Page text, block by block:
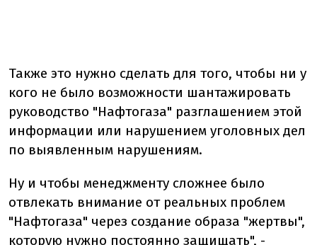
Также это нужно сделать для того, чтобы ни у
кого не было возможности шантажировать
руководство "Нафтогаза" разглашением этой
информации или нарушением уголовных дел
по выявленным нарушениям.
Ну и чтобы менеджменту сложнее было
отвлекать внимание от реальных проблем
"Нафтогаза" через создание образа "жертвы",
которую нужно постоянно защищать", -